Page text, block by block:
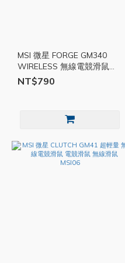
MSI 微星 FORGE GM340
WIRELESS 無線電競滑鼠
MSI1291
NT$790